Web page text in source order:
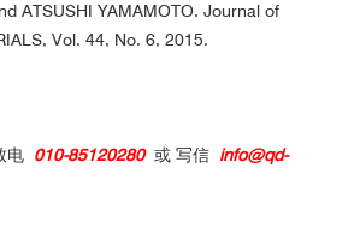
ATSUSHI YAMAMOTO. Journal of
Vol. 44, No. 6, 2015.
电 010-85120280或 写信 info@qd-